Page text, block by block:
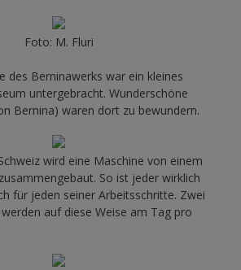
Foto: M. Fluri
des Berninawerks war ein kleines
untergebracht. Wunderschöne
Bernina) waren dort zu bewundern.
wird eine Maschine von einem
So ist jeder wirklich
für jeden seiner Arbeitsschritte. Zwei
auf diese Weise am Tag pro